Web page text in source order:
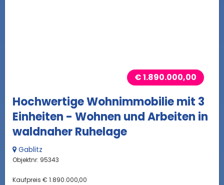
€ 1.890.000,00
Hochwertige Wohnimmobilie mit 3
Einheiten - Wohnen und Arbeiten in
waldnaher Ruhelage
Gablitz
Objektnr: 95343
Kaufpreis € 1.890.000,00